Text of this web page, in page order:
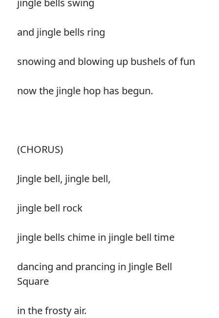
and jingle bells ring
snowing and blowing up bushels of fun
now the jingle hop has begun.
(CHORUS)
Jingle bell, jingle bell,
jingle bell rock
jingle bells chime in jingle bell time
dancing and prancing in Jingle Bell
Square
in the frosty air.